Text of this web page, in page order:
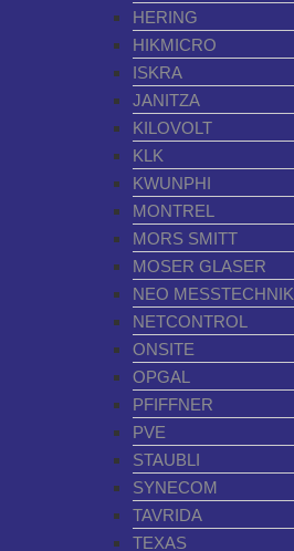
HERING
HIKMICRO
ISKRA
JANITZA
KILOVOLT
KLK
KWUNPHI
MONTREL
MORS SMITT
MOSER GLASER
NEO MESSTECHNIK
NETCONTROL
ONSITE
OPGAL
PFIFFNER
PVE
STAUBLI
SYNECOM
TAVRIDA
TEXAS